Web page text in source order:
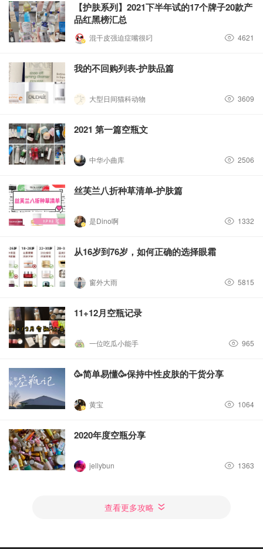
【护肤系列】2021下半年试的17个牌子20款产
品红黑榜汇总
混干皮强迫症嘴很叼 4621
我的不回购列表-护肤品篇
大型日间猫科动物 3609
2021 第一篇空瓶文
中华小曲库 2506
丝芙兰八折种草清单-护肤篇
是Dino啊 1332
从16岁到76岁，如何正确的选择眼霜
窗外大雨 5815
11+12月空瓶记录
一位吃瓜小能手 965
🥳简单易懂🥳保持中性皮肤的干货分享
黄宝 1064
2020年度空瓶分享
jellybun 1363
查看更多攻略